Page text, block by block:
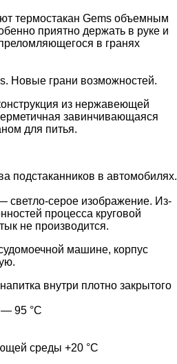
термостакан Gems объемным
приятно держать в руке и
в гранях
Новые грани возможностей.
из нержавеющей
завинчивающаяся
для питья.
подстаканников в автомобилях.
светло-серое изображение. Из-
процесса круговой
не производится.
машине, корпус
внутри плотно закрытого
— 95 °С
среды +20 °С